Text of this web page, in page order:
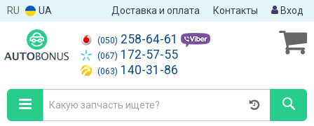
RU UA Доставка и оплата Контакты Вход
(050) 258-64-61
(067) 172-57-55
(063) 140-31-86